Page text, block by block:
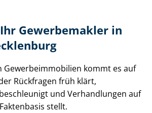
Gewerbemakler in
Ge­wer­be­im­mo­bi­li­en kommt es auf
Rückfragen früh klärt,
und Verhandlungen auf
stellt.